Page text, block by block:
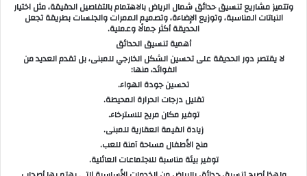
وتتميز مشاريع تنسيق حدائق شمال الرياض بالاهتمام بالتفاصيل الدقيقة، مثل اختيار
النباتات المناسبة، وتوزيع الإضاءة، وتصميم الممرات والجلسات بطريقة تجعل
الحديقة أكثر جمالًا وعملية.
أهمية تنسيق الحدائق
لا يقتصر دور الحديقة على تحسين الشكل الخارجي للمبنى، بل تقدم العديد من
الفوائد، منها:
تحسين جودة الهواء.
تقليل درجات الحرارة المحيطة.
توفير مكان مريح للاسترخاء.
زيادة القيمة العقارية للمبنى.
منح الأطفال مساحة آمنة للعب.
توفير بيئة مناسبة للاجتماعات العائلية.